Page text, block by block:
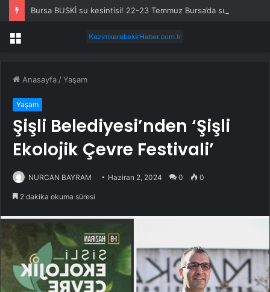
Menü
Anasayfa /Yaşam
Yaşam
Şişli Belediyesi’nden ‘Şişli
Ekolojik Çevre Festivali’
NURCAN BAYRAM Haziran 2, 2024 0 0
2 dakika okuma süresi